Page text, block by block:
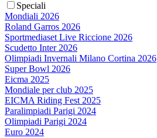
Speciali
Mondiali 2026
Roland Garros 2026
Sportmediaset Live Riccione 2026
Scudetto Inter 2026
Olimpiadi Invernali Milano Cortina 2026
Super Bowl 2026
Eicma 2025
Mondiale per club 2025
EICMA Riding Fest 2025
Paralimpiadi Parigi 2024
Olimpiadi Parigi 2024
Euro 2024